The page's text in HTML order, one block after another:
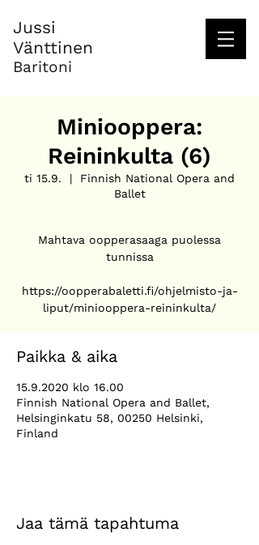
Jussi
Vänttinen
Baritoni
Miniooppera:
Reininkulta (6)
ti 15.9.
  |
Finnish National Opera and
Ballet
Mahtava oopperasaaga puolessa
tunnissa
https://oopperabaletti.fi/ohjelmisto-ja-
liput/miniooppera-reininkulta/
Paikka & aika
15.9.2020 klo 16.00
Finnish National Opera and Ballet,
Helsinginkatu 58, 00250 Helsinki,
Finland
Jaa tämä tapahtuma